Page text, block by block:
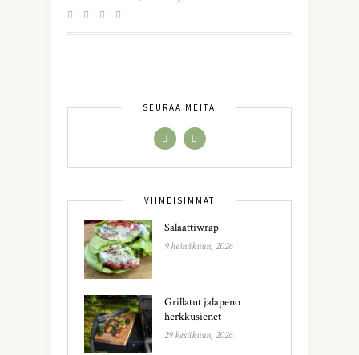
SEURAA MEITÄ
VIIMEISIMMÄT
Salaattiwrap
9 heinäkuun, 2026
Grillatut jalapeno
herkkusienet
29 kesäkuun, 2026